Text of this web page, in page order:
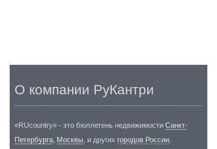
О компании РуКантри
«RUcountry» - это бюллетень недвижимости Санкт-
Петербурга, Москвы, и других городов России,